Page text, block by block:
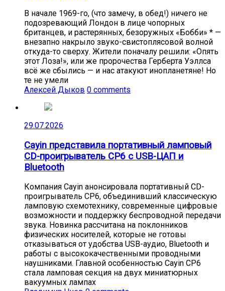
В начале 1969-го, (что замечу, в обед!) ничего не
подозревающий Лондон в лице чопорных
британцев, и растерянных, безоружных «Бобби» * —
внезапно накрыло звуко-свистоплясовой волной
откуда-то сверху. Жители поначалу решили: «Опять
этот Лоза!», или же пророчества Герберта Уэллса
всё же сбылись — и нас атакуют инопланетяне! Но
те не умели
Алексей Дыков 0 comments
29.07.2026
Cayin представила портативный ламповый
CD-проигрыватель CP6 с USB-ЦАП и
Bluetooth
Компания Cayin анонсировала портативный CD-
проигрыватель CP6, объединивший классическую
ламповую схемотехнику, современные цифровые
возможности и поддержку беспроводной передачи
звука. Новинка рассчитана на поклонников
физических носителей, которые не готовы
отказываться от удобства USB-аудио, Bluetooth и
работы с высококачественными проводными
наушниками. Главной особенностью Cayin CP6
стала ламповая секция на двух миниатюрных
вакуумных лампах